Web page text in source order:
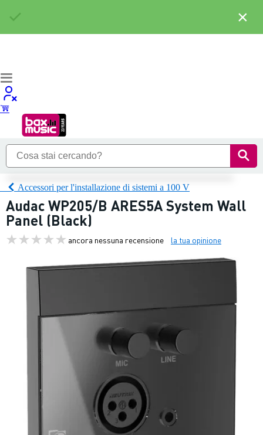
Accessori per l'installazione di sistemi a 100 V
Audac WP205/B ARES5A System Wall
Panel (Black)
ancora nessuna recensione la tua opinione
×